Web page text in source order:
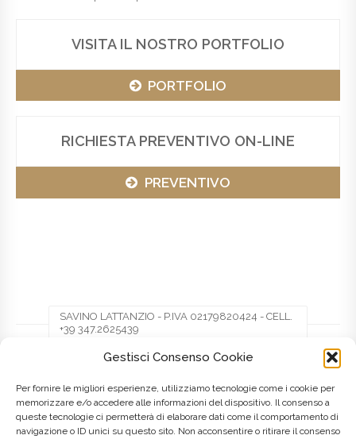
Gestisci Consenso Cookie
Per fornire le migliori esperienze, utilizziamo tecnologie come i cookie per
memorizzare e/o accedere alle informazioni del dispositivo. Il consenso a
queste tecnologie ci permetterà di elaborare dati come il comportamento di
navigazione o ID unici su questo sito. Non acconsentire o ritirare il consenso
VISITA IL NOSTRO PORTFOLIO
PORTFOLIO
RICHIESTA PREVENTIVO ON-LINE
PREVENTIVO
SAVINO LATTANZIO - P.IVA 02179820424 - CELL.
+39 347.2625439
Facebook Twitter Pinterest
LinkedIn